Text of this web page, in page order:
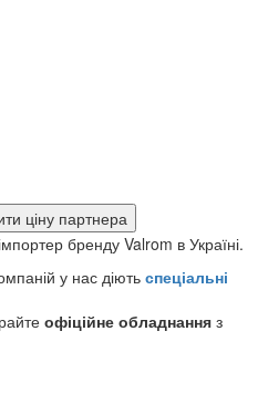
ціну партнера
бренду Valrom в Україні.
у нас діють спеціальні
офіційне обладнання з